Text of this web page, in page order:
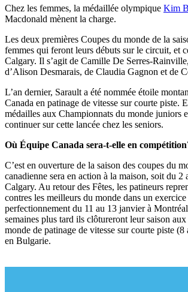
Chez les femmes, la médaillée olympique Kim
Macdonald mènent la charge.
Les deux premières Coupes du monde de la
femmes qui feront leurs débuts sur le circuit, et
Calgary. Il s’agit de Camille De Serres-
d’Alison Desmarais, de Claudia Gagnon et de
L’an dernier, Sarault a été nommée étoile
Canada en patinage de vitesse sur courte piste.
médailles aux Championnats du monde juniors
continuer sur cette lancée chez les seniors.
Où Équipe Canada sera-t-elle en
C’est en ouverture de la saison des coupes du
canadienne sera en action à la maison, soit du 2
Calgary. Au retour des Fêtes, les patineurs
contres les meilleurs du monde dans un exercice
perfectionnement du 11 au 13 janvier à
semaines plus tard ils clôtureront leur saison
monde de patinage de vitesse sur courte piste (8
en Bulgarie.